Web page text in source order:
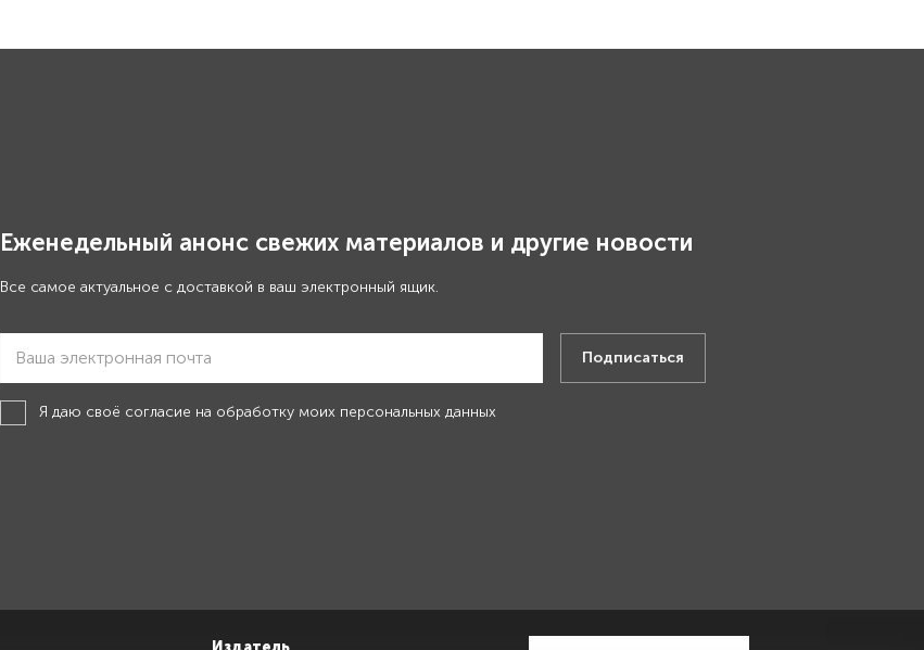
Еженедельный анонс свежих материалов и другие новости
Все самое актуальное с доставкой в ваш электронный ящик.
Подписаться
Я даю своё согласие на обработку моих персональных данных